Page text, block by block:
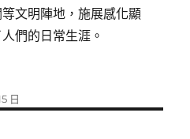
文明陣地，施展感化顯
們的日常生涯。
日